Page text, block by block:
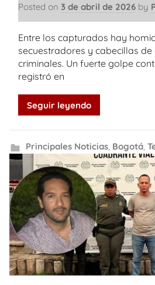
Posted on 3 de abril de 2026 by
Entre los capturados hay
secuestradores y cabecillas de
criminales. Un fuerte golpe
registró en
Seguir leyendo
Principales Noticias, Bogotá,